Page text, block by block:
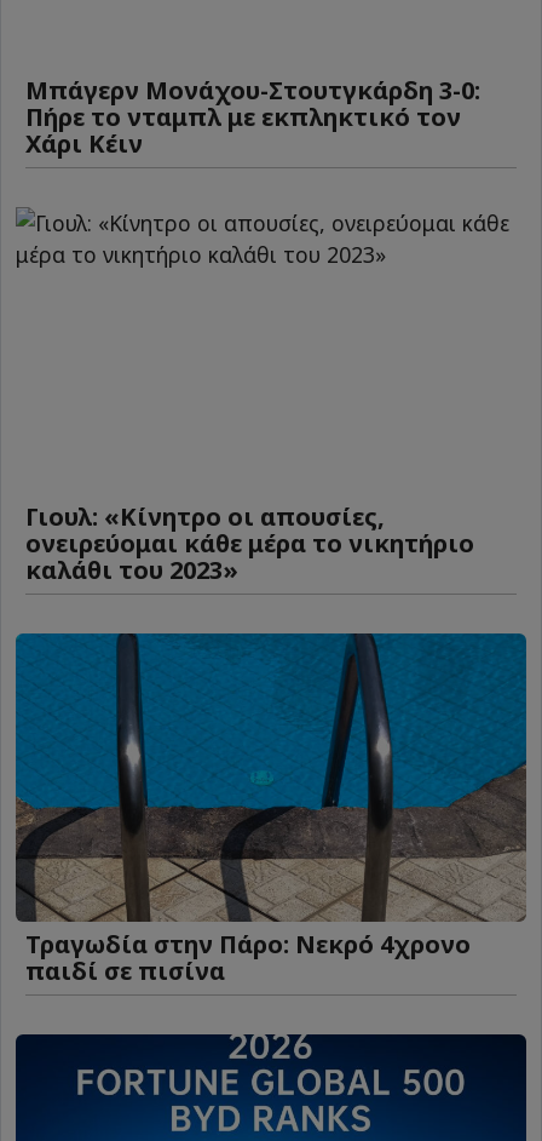
Μπάγερν Μονάχου-Στουτγκάρδη 3-0:
Πήρε το νταμπλ με εκπληκτικό τον
Χάρι Κέιν
Γιουλ: «Κίνητρο οι απουσίες,
ονειρεύομαι κάθε μέρα το νικητήριο
καλάθι του 2023»
Τραγωδία στην Πάρο: Νεκρό 4χρονο
παιδί σε πισίνα